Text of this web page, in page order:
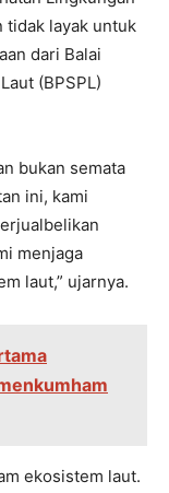
tidak layak untuk
dari Balai
(BPSPL)
bukan semata
ini, kami
menjaga
laut,” ujarnya.
ekosistem laut.